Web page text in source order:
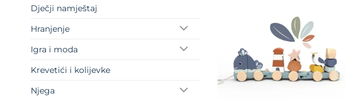
Dječji namještaj
Hranjenje
Igra i moda
Krevetići i kolijevke
Njega
Dodajte